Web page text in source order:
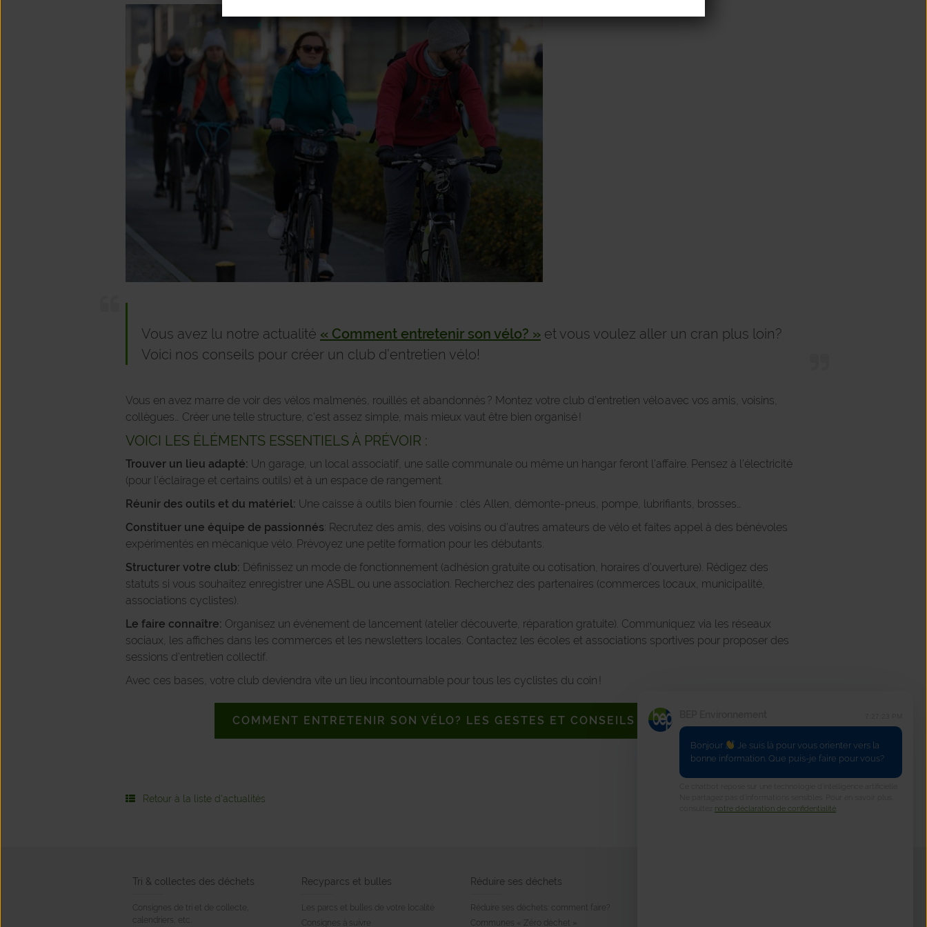
Vous avez lu notre actualité « Comment entretenir son vélo? » et vous voulez aller un cran plus loin?
Voici nos conseils pour créer un club d’entretien vélo!
Vous en avez marre de voir des vélos malmenés, rouillés et abandonnés ? Montez votre club d’entretien vélo avec vos amis, voisins,
collègues… Créer une telle structure, c’est assez simple, mais mieux vaut être bien organisé !
VOICI LES ÉLÉMENTS ESSENTIELS À PRÉVOIR :
Trouver un lieu adapté: Un garage, un local associatif, une salle communale ou même un hangar feront l’affaire. Pensez à l’électricité
(pour l’éclairage et certains outils) et à un espace de rangement.
Réunir des outils et du matériel: Une caisse à outils bien fournie : clés Allen, démonte-pneus, pompe, lubrifiants, brosses…
Constituer une équipe de passionnés: Recrutez des amis, des voisins ou d’autres amateurs de vélo et faites appel à des bénévoles
expérimentés en mécanique vélo. Prévoyez une petite formation pour les débutants.
Structurer votre club: Définissez un mode de fonctionnement (adhésion gratuite ou cotisation, horaires d’ouverture). Rédigez des
statuts si vous souhaitez enregistrer une ASBL ou une association. Recherchez des partenaires (commerces locaux, municipalité,
associations cyclistes).
Le faire connaître: Organisez un événement de lancement (atelier découverte, réparation gratuite). Communiquez via les réseaux
sociaux, les affiches dans les commerces et les newsletters locales. Contactez les écoles et associations sportives pour proposer des
sessions d’entretien collectif.
Avec ces bases, votre club deviendra vite un lieu incontournable pour tous les cyclistes du coin !
COMMENT ENTRETENIR SON VÉLO? LES GESTES ET CONSEILS DE BASE
Retour à la liste d'actualités
Tri & collectes des déchets
Consignes de tri et de collecte,
calendriers, etc.
Recyparcs et bulles
Les parcs et bulles de votre localité
Consignes à suivre
Réduire ses déchets
Réduire ses déchets: comment faire?
Communes « Zéro déchet »
Bonjour
Je suis là pour vous orienter vers la
bonne information. Que puis-je faire pour vous?
notre déclaration de confidentialité